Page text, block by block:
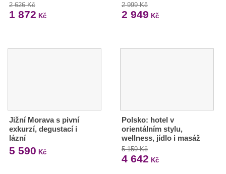
2 626 Kč
1 872 Kč
2 999 Kč
2 949 Kč
Jižní Morava s pivní
exkurzí, degustací i
lázní
5 590 Kč
Polsko: hotel v
orientálním stylu,
wellness, jídlo i masáž
5 159 Kč
4 642 Kč